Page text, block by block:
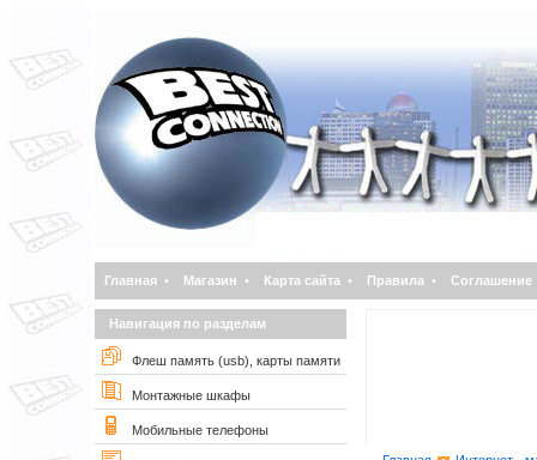
Главная • Магазин • Карта сайта • Правила • Соглашение
Навигация по разделам
Флеш память (usb), карты памяти
Монтажные шкафы
Мобильные телефоны